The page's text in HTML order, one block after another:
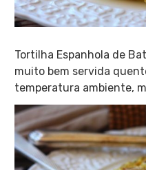
Tortilha Espanhola de
muito bem servida
temperatura ambiente,